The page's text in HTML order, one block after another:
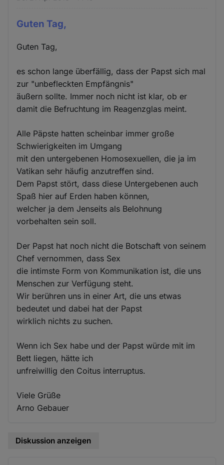
Guten Tag,
Guten Tag,
es schon lange überfällig, dass der Papst sich mal
zur "unbefleckten Empfängnis"
äußern sollte. Immer noch nicht ist klar, ob er
damit die Befruchtung im Reagenzglas meint.
Alle Päpste hatten scheinbar immer große
Schwierigkeiten im Umgang
mit den untergebenen Homosexuellen, die ja im
Vatikan sehr häufig anzutreffen sind.
Dem Papst stört, dass diese Untergebenen auch
Spaß hier auf Erden haben können,
welcher ja dem Jenseits als Belohnung
vorbehalten sein soll.
Der Papst hat noch nicht die Botschaft von seinem
Chef vernommen, dass Sex
die intimste Form von Kommunikation ist, die uns
Menschen zur Verfügung steht.
Wir berühren uns in einer Art, die uns etwas
bedeutet und dabei hat der Papst
wirklich nichts zu suchen.
Wenn ich Sex habe und der Papst würde mit im
Bett liegen, hätte ich
unfreiwillig den Coitus interruptus.
Viele Grüße
Arno Gebauer
Diskussion anzeigen
Cookies